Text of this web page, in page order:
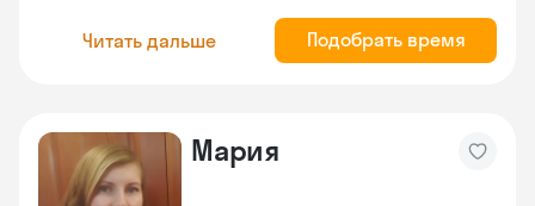
Читать дальше Подобрать время
Мария